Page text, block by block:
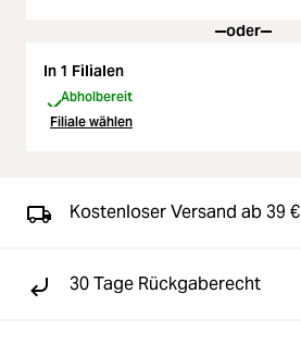
oder
In 1 Filialen
Abholbereit
Filiale wählen
Kostenloser Versand ab 39 €
30 Tage Rückgaberecht